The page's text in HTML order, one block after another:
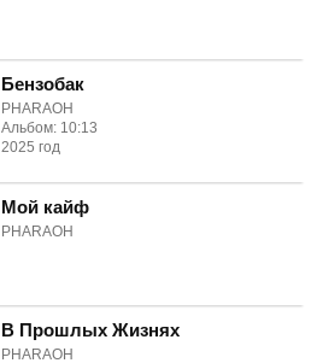
Бензобак
PHARAOH
Альбом: 10:13
2025 год
Мой кайф
PHARAOH
В Прошлых Жизнях
PHARAOH